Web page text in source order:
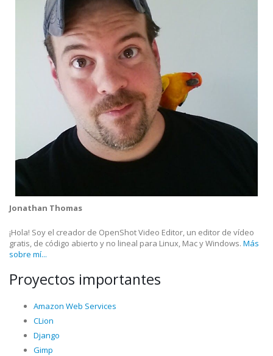
Jonathan Thomas
¡Hola! Soy el creador de OpenShot Video Editor, un editor de vídeo
gratis, de código abierto y no lineal para Linux, Mac y Windows. Más
sobre mí...
Proyectos importantes
Amazon Web Services
CLion
Django
Gimp